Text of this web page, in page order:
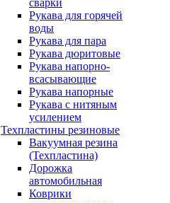
сварки
Рукава для горячей
воды
Рукава для пара
Рукава дюритовые
Рукава напорно-
всасывающие
Рукава напорные
Рукава с нитяным
усилением
Техпластины резиновые
Вакуумная резина
(Техпластина)
Дорожка
автомобильная
Коврики